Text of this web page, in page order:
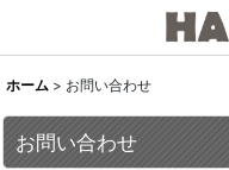
ホーム > お問い合わせ
お問い合わせ